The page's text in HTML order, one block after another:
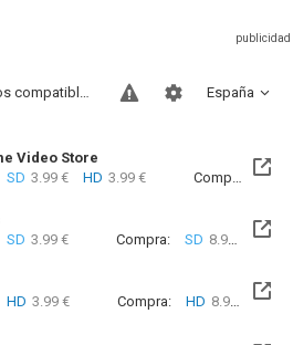
España
Sitios compatibles
Video Store
SD 3.99 € HD 3.99 € Compra: SD
SD 3.99 € Compra: SD 8.99 €
HD 3.99 € Compra: HD 8.99 €